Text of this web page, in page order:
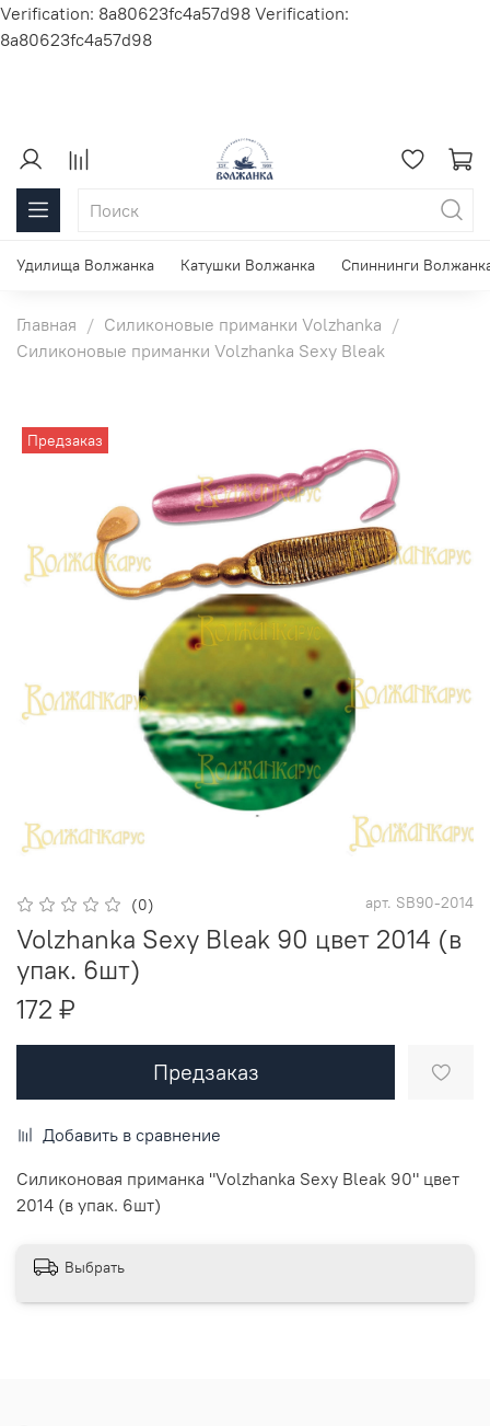
Verification: 8a80623fc4a57d98 Verification:
8a80623fc4a57d98
Удилища Волжанка Катушки Волжанка Спиннинги
Главная
Силиконовые приманки Volzhanka
Силиконовые приманки Volzhanka Sexy Bleak
Предзаказ
(0) арт. SB90-2014
Volzhanka Sexy Bleak 90 цвет 2014 (в
упак. 6шт)
172 ₽
Предзаказ
Добавить в сравнение
Силиконовая приманка "Volzhanka Sexy Bleak 90" цвет
2014 (в упак. 6шт)
Выбрать